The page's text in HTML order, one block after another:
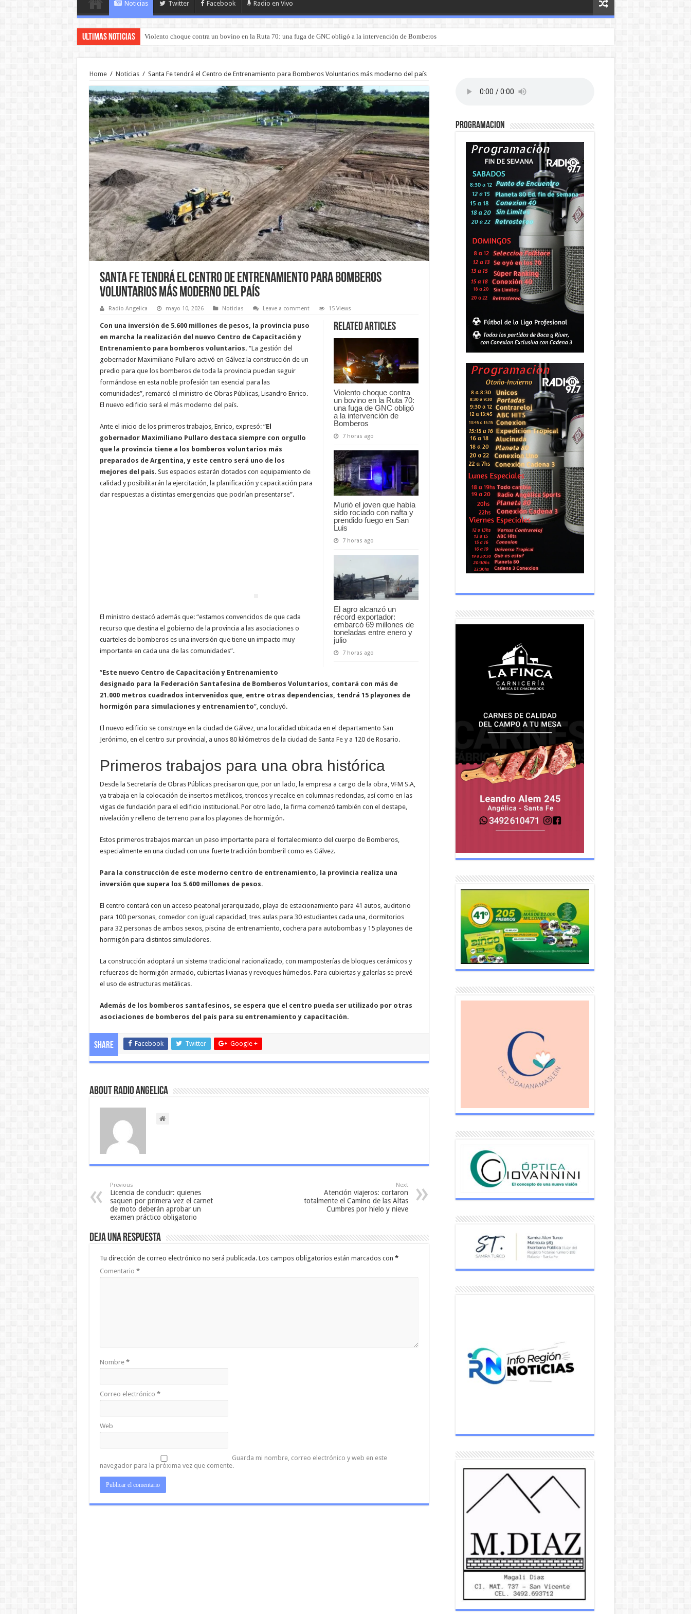
Noticias Twitter Facebook Radio en Vivo
Ultimas Noticias Violento choque contra un bovino en la Ruta 70: una fuga de GNC obligó a la intervención de Bomberos
Home / Noticias / Santa Fe tendrá el Centro de Entrenamiento para Bomberos Voluntarios más moderno del país
Santa Fe tendrá el Centro de Entrenamiento para Bomberos
Voluntarios más moderno del país
Radio Angelica mayo 10, 2026 Noticias Leave a comment 15 Views
Related Articles
Violento choque contra
un bovino en la Ruta 70:
una fuga de GNC obligó
a la intervención de
Bomberos
7 horas ago
Murió el joven que había
sido rociado con nafta y
prendido fuego en San
Luis
7 horas ago
El agro alcanzó un
récord exportador:
embarcó 69 millones de
toneladas entre enero y
julio
7 horas ago
Con una inversión de 5.600 millones de pesos, la provincia puso
en marcha la realización del nuevo Centro de Capacitación y
Entrenamiento para bomberos voluntarios. “La gestión del
gobernador Maximiliano Pullaro activó en Gálvez la construcción de un
predio para que los bomberos de toda la provincia puedan seguir
formándose en esta noble profesión tan esencial para las
comunidades”, remarcó el ministro de Obras Públicas, Lisandro Enrico.
El nuevo edificio será el más moderno del país.
Ante el inicio de los primeros trabajos, Enrico, expresó: “El
gobernador Maximiliano Pullaro destaca siempre con orgullo
que la provincia tiene a los bomberos voluntarios más
preparados de Argentina, y este centro será uno de los
mejores del país. Sus espacios estarán dotados con equipamiento de
calidad y posibilitarán la ejercitación, la planificación y capacitación para
dar respuestas a distintas emergencias que podrían presentarse”.
El ministro destacó además que: “estamos convencidos de que cada
recurso que destina el gobierno de la provincia a las asociaciones o
cuarteles de bomberos es una inversión que tiene un impacto muy
importante en cada una de las comunidades”.
“Este nuevo Centro de Capacitación y Entrenamiento
designado para la Federación Santafesina de Bomberos Voluntarios, contará con más de
21.000 metros cuadrados intervenidos que, entre otras dependencias, tendrá 15 playones de
hormigón para simulaciones y entrenamiento”, concluyó.
El nuevo edificio se construye en la ciudad de Gálvez, una localidad ubicada en el departamento San
Jerónimo, en el centro sur provincial, a unos 80 kilómetros de la ciudad de Santa Fe y a 120 de Rosario.
Primeros trabajos para una obra histórica
Desde la Secretaría de Obras Públicas precisaron que, por un lado, la empresa a cargo de la obra, VFM S.A,
ya trabaja en la colocación de insertos metálicos, troncos y recalce en columnas redondas, así como en las
vigas de fundación para el edificio institucional. Por otro lado, la firma comenzó también con el destape,
nivelación y relleno de terreno para los playones de hormigón.
Estos primeros trabajos marcan un paso importante para el fortalecimiento del cuerpo de Bomberos,
especialmente en una ciudad con una fuerte tradición bomberil como es Gálvez.
Para la construcción de este moderno centro de entrenamiento, la provincia realiza una
inversión que supera los 5.600 millones de pesos.
El centro contará con un acceso peatonal jerarquizado, playa de estacionamiento para 41 autos, auditorio
para 100 personas, comedor con igual capacidad, tres aulas para 30 estudiantes cada una, dormitorios
para 32 personas de ambos sexos, piscina de entrenamiento, cochera para autobombas y 15 playones de
hormigón para distintos simuladores.
La construcción adoptará un sistema tradicional racionalizado, con mamposterías de bloques cerámicos y
refuerzos de hormigón armado, cubiertas livianas y revoques húmedos. Para cubiertas y galerías se prevé
el uso de estructuras metálicas.
Además de los bomberos santafesinos, se espera que el centro pueda ser utilizado por otras
asociaciones de bomberos del país para su entrenamiento y capacitación.
Share Facebook Twitter Google +
About Radio Angelica
Previous
Licencia de conducir: quienes
saquen por primera vez el carnet
de moto deberán aprobar un
examen práctico obligatorio
Next
Atención viajeros: cortaron
totalmente el Camino de las Altas
Cumbres por hielo y nieve
Deja una respuesta
Tu dirección de correo electrónico no será publicada. Los campos obligatorios están marcados con *
Comentario *
Nombre *
Correo electrónico *
Web
Guarda mi nombre, correo electrónico y web en este
navegador para la próxima vez que comente.
PROGRAMACION